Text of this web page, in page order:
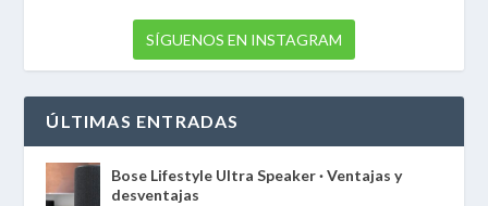
SÍGUENOS EN INSTAGRAM
ÚLTIMAS ENTRADAS
Bose Lifestyle Ultra Speaker · Ventajas y
desventajas